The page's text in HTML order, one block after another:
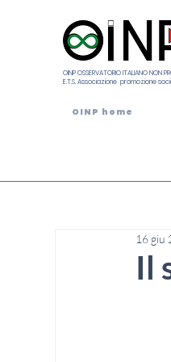
OINP OSSERVATORIO ITALIANO NON
E.T.S. Associazione promozione
OINP home
Il
16 giu